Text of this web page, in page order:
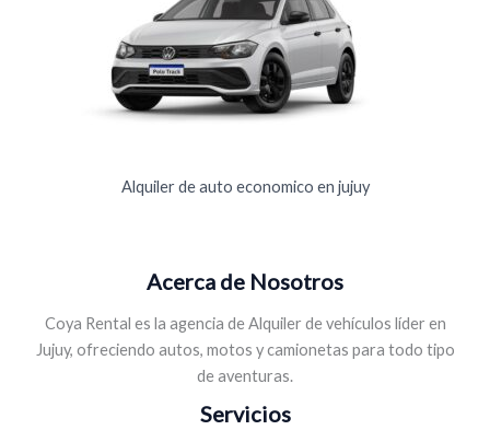
Alquiler de auto economico en jujuy
Acerca de Nosotros
Coya Rental es la agencia de Alquiler de vehículos líder en
Jujuy, ofreciendo autos, motos y camionetas para todo tipo
de aventuras.
Servicios